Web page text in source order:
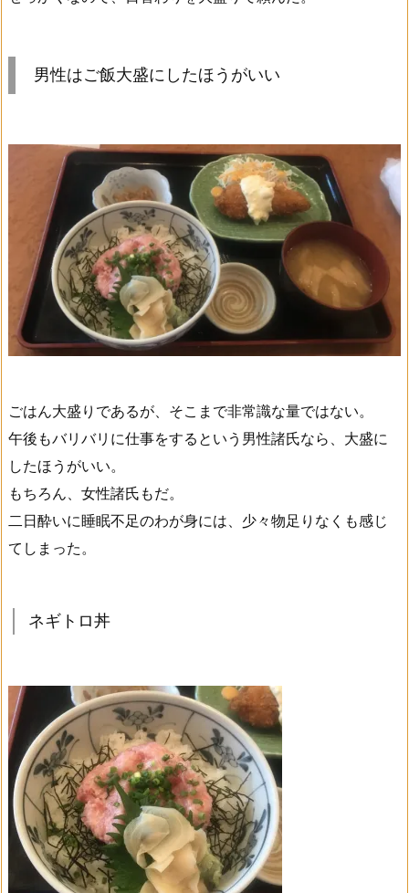
男性はご飯大盛にしたほうがいい
ごはん大盛りであるが、そこまで非常識な量ではない。
午後もバリバリに仕事をするという男性諸氏なら、大盛に
したほうがいい。
もちろん、女性諸氏もだ。
二日酔いに睡眠不足のわが身には、少々物足りなくも感じ
てしまった。
ネギトロ丼